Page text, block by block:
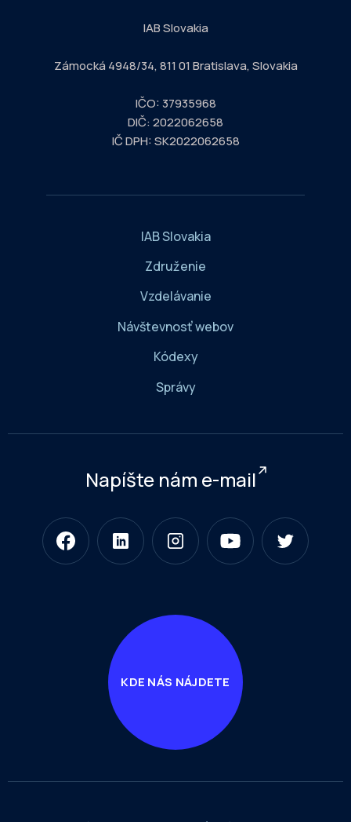
IAB Slovakia
Zámocká 4948/34, 811 01 Bratislava, Slovakia
IČO: 37935968
DIČ: 2022062658
IČ DPH: SK2022062658
IAB Slovakia
Združenie
Vzdelávanie
Návštevnosť webov
Kódexy
Správy
Napíšte nám e-mail
KDE NÁS NÁJDETE